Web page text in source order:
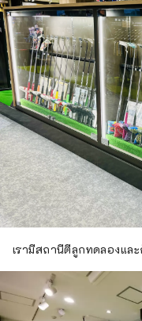
เรามีสถานีตีลูกทดลองแล